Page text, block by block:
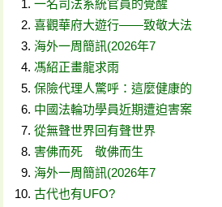
一名司法系統官員的覺醒
喜觀華府大遊行——致敬大法
海外一周簡訊(2026年7
馮紹正畫龍求雨
保險代理人驚呼：這麼健康的
中國法輪功學員近期遭迫害案
從無聲世界回有聲世界
害佛而死 敬佛而生
海外一周簡訊(2026年7
古代也有UFO?